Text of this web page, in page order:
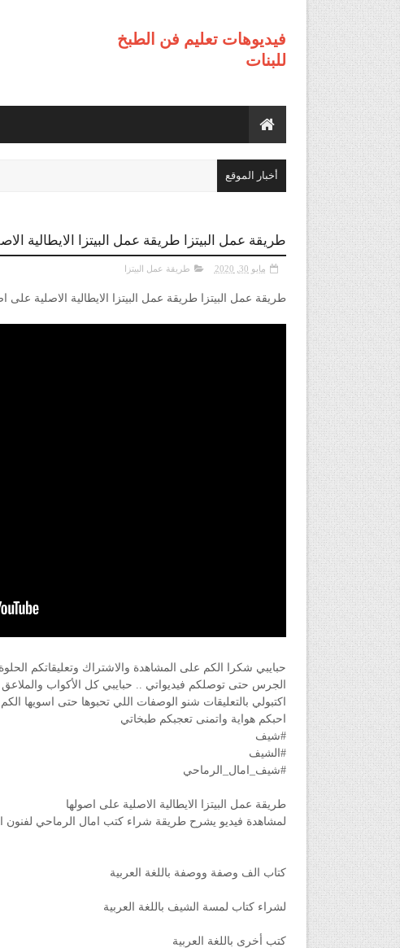
فيديوهات تعليم فن الطبخ
للبنات
أخبار الموقع
طريقة عمل البيتزا طريقة عمل البيتزا الايطالية
مايو 30, 2020 طريقة عمل البيتزا
طريقة عمل البيتزا طريقة عمل البيتزا الايطالية الاصلية على
حبايبي شكرا الكم على المشاهدة والاشتراك وتعليقاتكم
الجرس حتى توصلكم فيديواتي .. حبايبي كل الأكواب
اكتبولي بالتعليقات شنو الوصفات اللي تحبوها حتى اسويها الكم
احبكم هواية واتمنى تعجبكم طبخاتي
#شيف
#الشيف
#شيف_امال_الرماحي
طريقة عمل البيتزا الايطالية الاصلية على اصولها
لمشاهدة فيديو يشرح طريقة شراء كتب امال الرماحي لفنون
كتاب الف وصفة ووصفة باللغة العربية
لشراء كتاب لمسة الشيف باللغة العربية
كتب أخرى باللغة العربية